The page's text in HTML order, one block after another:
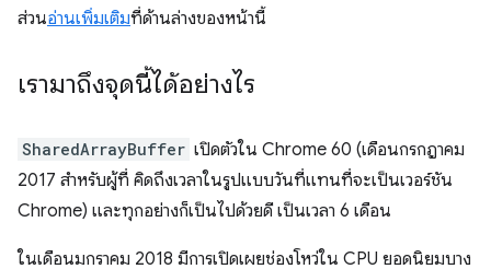
ส่วนอ่านเพิ่มเติมที่ด้านล่างของหน้านี้
เรามาถึงจุดนี้ได้อย่างไร
SharedArrayBuffer เปิดตัวใน Chrome 60 (เดือนกรกฎาคม
2017 สำหรับผู้ที่ คิดถึงเวลาในรูปแบบวันที่แทนที่จะเป็นเวอร์ชัน
Chrome) และทุกอย่างก็เป็นไปด้วยดี เป็นเวลา 6 เดือน
ในเดือนมกราคม 2018 มีการเปิดเผยช่องโหว่ใน CPU ยอดนิยมบาง